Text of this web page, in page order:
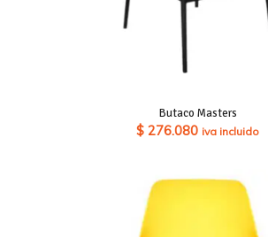
Butaco Masters
$ 276.080 iva incluido